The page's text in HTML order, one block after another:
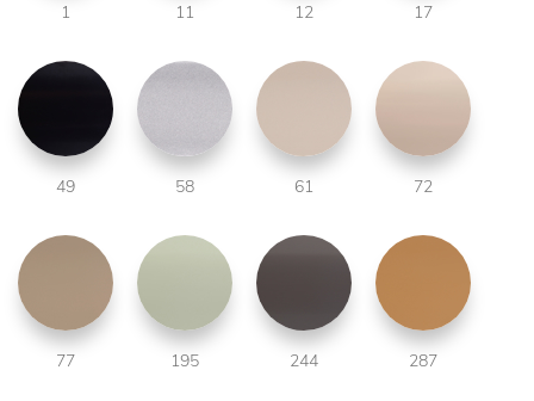
1 11 12 17
49 58 61 72
77 195 244 287